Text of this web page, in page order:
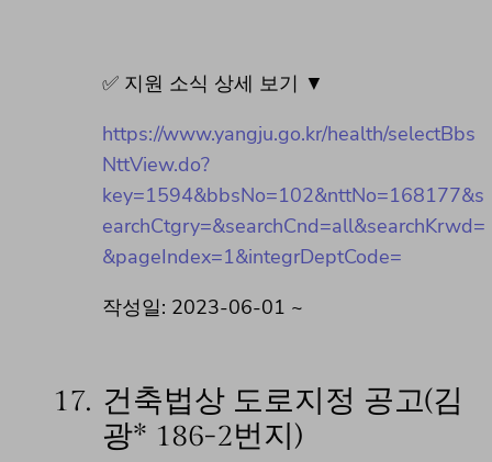
✅ 지원 소식 상세 보기 ▼
https://www.yangju.go.kr/health/selectBbs
NttView.do?
key=1594&bbsNo=102&nttNo=168177&s
earchCtgry=&searchCnd=all&searchKrwd=
&pageIndex=1&integrDeptCode=
작성일: 2023-06-01 ~
17. 건축법상 도로지정 공고(김
광* 186-2번지)